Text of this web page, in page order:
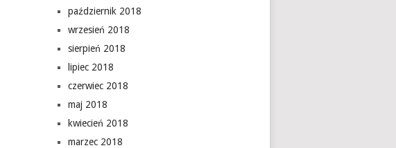
październik 2018
wrzesień 2018
sierpień 2018
lipiec 2018
czerwiec 2018
maj 2018
kwiecień 2018
marzec 2018